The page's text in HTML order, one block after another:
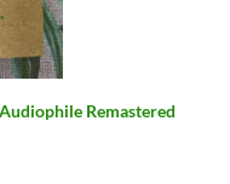
Remastered